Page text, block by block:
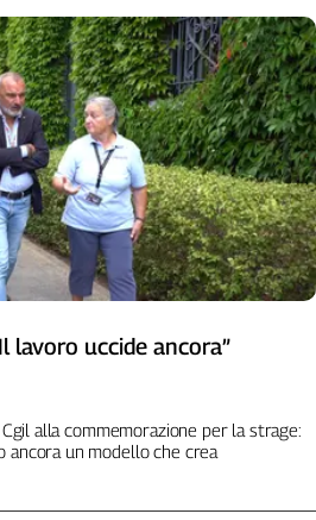
lavoro uccide ancora”
alla commemorazione per la strage:
ancora un modello che crea